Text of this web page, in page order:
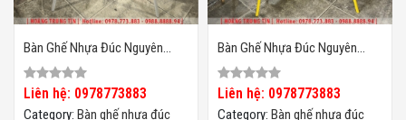
Bàn Ghế Nhựa Đúc Nguyên
Khối HTT06
Liên hệ: 0978773883
Category: Bàn ghế nhựa đúc
Bàn Ghế Nhựa Đúc Nguyên
Khối HTT04
Liên hệ: 0978773883
Category: Bàn ghế nhựa đúc